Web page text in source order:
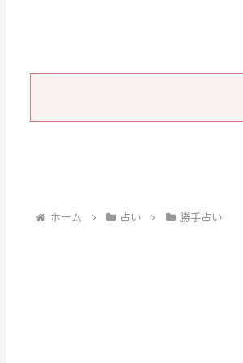
ホーム 占い 勝手占い